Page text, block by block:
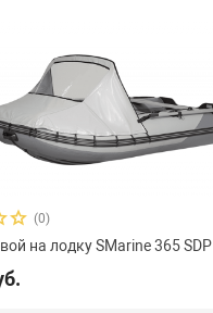
(0)
на лодку SMarine 365 SDP